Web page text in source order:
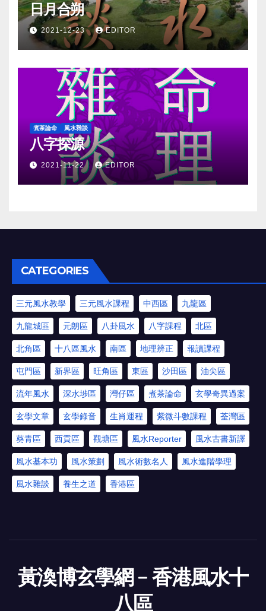
日月合朔
2021-12-23 EDITOR
煮茶論命 風水雜談
八字探源
2021-11-22 EDITOR
CATEGORIES
三元風水教學 三元風水課程 中西區 九龍區
九龍城區 元朗區 八卦風水 八字課程 北區
北角區 十八區風水 南區 地理辨正 報讀課程
屯門區 新界區 旺角區 東區 沙田區 油尖區
流年風水 深水埗區 灣仔區 煮茶論命 玄學奇異過案
玄學文章 玄學錄音 生肖運程 紫微斗數課程 荃灣區
葵青區 西貢區 觀塘區 風水Reporter 風水古書新譯
風水基本功 風水策劃 風水術數名人 風水進階學理
風水雜談 養生之道 香港區
黃渙博玄學網﹣香港風水十
八區